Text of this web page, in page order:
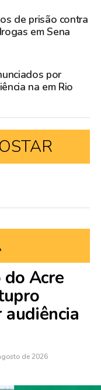
de prisão contra
em Sena
por
na em Rio
do Acre
audiência
de 2026